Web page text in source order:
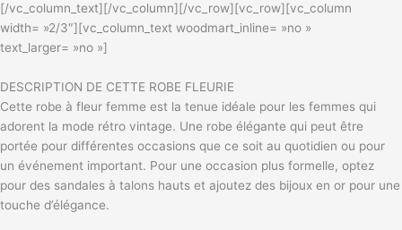
[/vc_column_text][/vc_column][/vc_row][vc_row][vc_column
width= »2/3″][vc_column_text woodmart_inline= »no »
text_larger= »no »]
DESCRIPTION DE CETTE ROBE FLEURIE
Cette robe à fleur femme est la tenue idéale pour les femmes qui
adorent la mode rétro vintage. Une robe élégante qui peut être
portée pour différentes occasions que ce soit au quotidien ou pour
un événement important. Pour une occasion plus formelle, optez
pour des sandales à talons hauts et ajoutez des bijoux en or pour une
touche d’élégance.